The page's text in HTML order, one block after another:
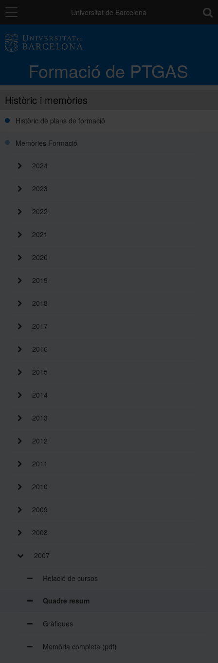
Navegació Universitat de Barcelona
Formació de PTGAS
Catàleg de la formació del PTGAS
Històric i memòries
Històric de plans de formació
Memòries Formació
2024
2023
2022
2021
2020
2019
2018
2017
2016
2015
2014
2013
2012
2011
2010
2009
2008
2007
Relació de cursos
Quadre resum
Gràfiques
Memòria completa (pdf)